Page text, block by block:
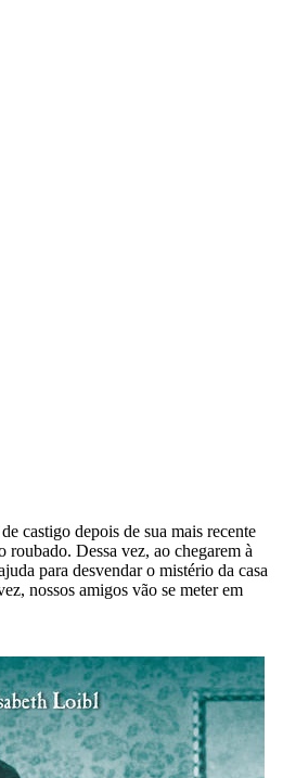
castigo depois de sua mais recente
roubado. Dessa vez, ao chegarem à
para desvendar o mistério da casa
nossos amigos vão se meter em